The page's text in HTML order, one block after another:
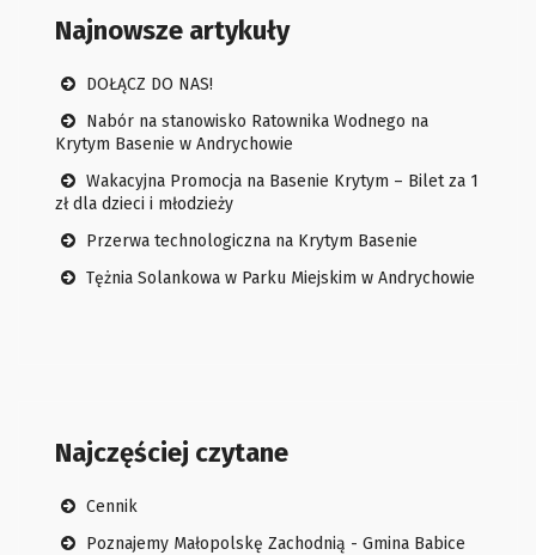
Najnowsze artykuły
DOŁĄCZ DO NAS!
Nabór na stanowisko Ratownika Wodnego na
Krytym Basenie w Andrychowie
Wakacyjna Promocja na Basenie Krytym – Bilet za 1
zł dla dzieci i młodzieży
Przerwa technologiczna na Krytym Basenie
Tężnia Solankowa w Parku Miejskim w Andrychowie
Najczęściej czytane
Cennik
Poznajemy Małopolskę Zachodnią - Gmina Babice